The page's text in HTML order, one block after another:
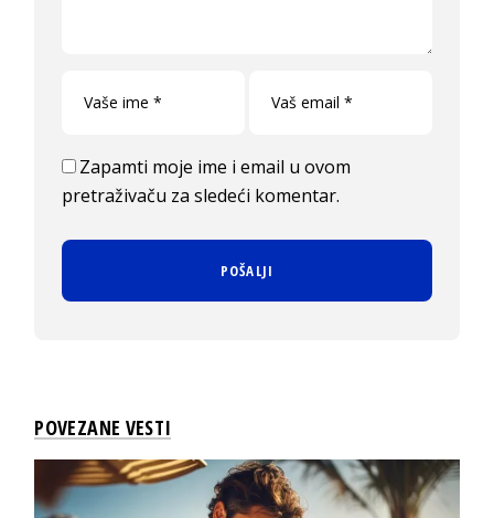
Zapamti moje ime i email u ovom
pretraživaču za sledeći komentar.
POVEZANE VESTI